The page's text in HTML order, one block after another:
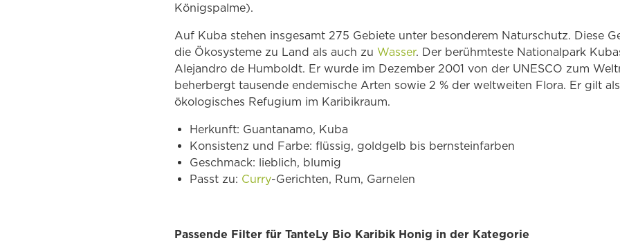
Königspalme).
Auf Kuba stehen insgesamt 275 Gebiete unter besonderem Naturschutz. Diese
die Ökosysteme zu Land als auch zu Wasser. Der berühmteste Nationalpark
Alejandro de Humboldt. Er wurde im Dezember 2001 von der UNESCO zum
beherbergt tausende endemische Arten sowie 2 % der weltweiten Flora. Er gilt
ökologisches Refugium im Karibikraum.
Herkunft: Guantanamo, Kuba
Konsistenz und Farbe: flüssig, goldgelb bis bernsteinfarben
Geschmack: lieblich, blumig
Passt zu: Curry-Gerichten, Rum, Garnelen
Passende Filter für TanteLy Bio Karibik Honig in der Kategorie